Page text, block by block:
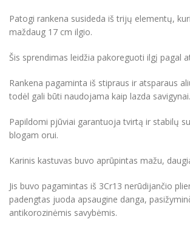
Patogi rankena susideda iš trijų elementų,
maždaug 17 cm ilgio.
Šis sprendimas leidžia pakoreguoti ilgį pagal
Rankena pagaminta iš stipraus ir atsparaus
todėl gali būti naudojama kaip lazda savigynai.
Papildomi pjūviai garantuoja tvirtą ir stabilų
blogam orui.
Karinis kastuvas buvo aprūpintas mažu,
Jis buvo pagamintas iš 3Cr13 nerūdijančio
padengtas juoda apsaugine danga,
antikorozinėmis savybėmis.